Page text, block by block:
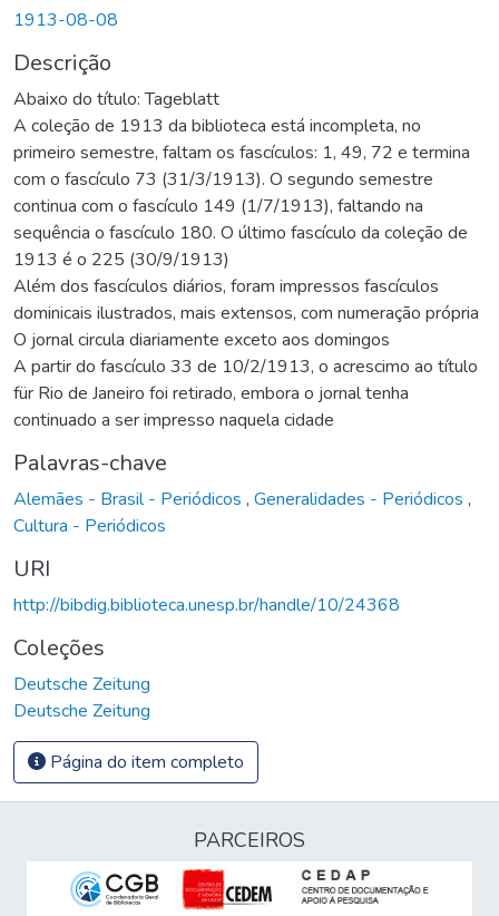
1913-08-08
Descrição
Abaixo do título: Tageblatt
A coleção de 1913 da biblioteca está incompleta, no
primeiro semestre, faltam os fascículos: 1, 49, 72 e termina
com o fascículo 73 (31/3/1913). O segundo semestre
continua com o fascículo 149 (1/7/1913), faltando na
sequência o fascículo 180. O último fascículo da coleção de
1913 é o 225 (30/9/1913)
Além dos fascículos diários, foram impressos fascículos
dominicais ilustrados, mais extensos, com numeração própria
O jornal circula diariamente exceto aos domingos
A partir do fascículo 33 de 10/2/1913, o acrescimo ao título
für Rio de Janeiro foi retirado, embora o jornal tenha
continuado a ser impresso naquela cidade
Palavras-chave
Alemães - Brasil - Periódicos , Generalidades - Periódicos ,
Cultura - Periódicos
URI
http://bibdig.biblioteca.unesp.br/handle/10/24368
Coleções
Deutsche Zeitung
Deutsche Zeitung
Página do item completo
PARCEIROS